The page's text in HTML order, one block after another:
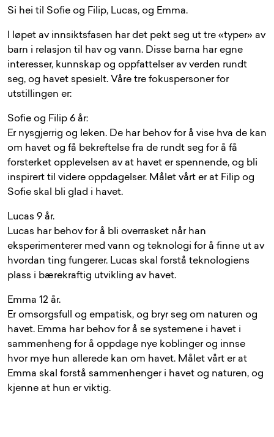
Si hei til Sofie og Filip, Lucas, og Emma.
I løpet av innsiktsfasen har det pekt seg ut tre «typer» av
barn i relasjon til hav og vann. Disse barna har egne
interesser, kunnskap og oppfattelser av verden rundt
seg, og havet spesielt. Våre tre fokuspersoner for
utstillingen er:
Sofie og Filip 6 år:
Er nysgjerrig og leken. De har behov for å vise hva de kan
om havet og få bekreftelse fra de rundt seg for å få
forsterket opplevelsen av at havet er spennende, og bli
inspirert til videre oppdagelser. Målet vårt er at Filip og
Sofie skal bli glad i havet.
Lucas 9 år.
Lucas har behov for å bli overrasket når han
eksperimenterer med vann og teknologi for å finne ut av
hvordan ting fungerer. Lucas skal forstå teknologiens
plass i bærekraftig utvikling av havet.
Emma 12 år.
Er omsorgsfull og empatisk, og bryr seg om naturen og
havet. Emma har behov for å se systemene i havet i
sammenheng for å oppdage nye koblinger og innse
hvor mye hun allerede kan om havet. Målet vårt er at
Emma skal forstå sammenhenger i havet og naturen, og
kjenne at hun er viktig.